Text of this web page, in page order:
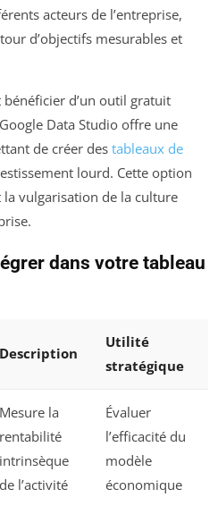
acteurs de l’entreprise,
d’objectifs mesurables et
d’un outil gratuit
Data Studio offre une
de créer des tableaux de
lourd. Cette option
vulgarisation de la culture
dans votre tableau
Description
Utilité
stratégique
Mesure la
rentabilité
intrinsèque
de l’activité
Évaluer
l’efficacité du
modèle
économique